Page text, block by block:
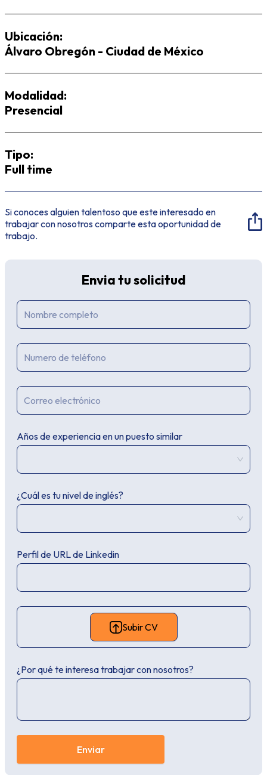
Ubicación:
Álvaro Obregón - Ciudad de México
Modalidad:
Presencial
Tipo:
Full time
Si conoces alguien talentoso que este interesado en
trabajar con nosotros comparte esta oportunidad de
trabajo.
Envia tu solicitud
Años de experiencia en un puesto similar
¿Cuál es tu nivel de inglés?
Perfil de URL de Linkedin
Subir CV
¿Por qué te interesa trabajar con nosotros?
Enviar